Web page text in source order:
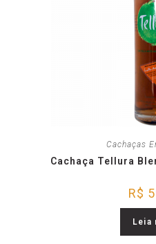
Cachaças
Cachaça Tellura
R$
Leia